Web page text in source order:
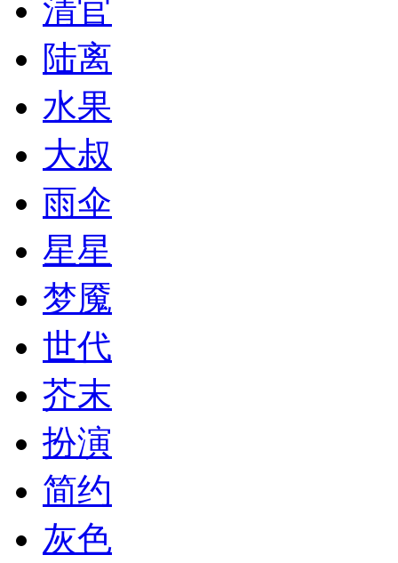
清官
陆离
水果
大叔
雨伞
星星
梦魇
世代
芥末
扮演
简约
灰色